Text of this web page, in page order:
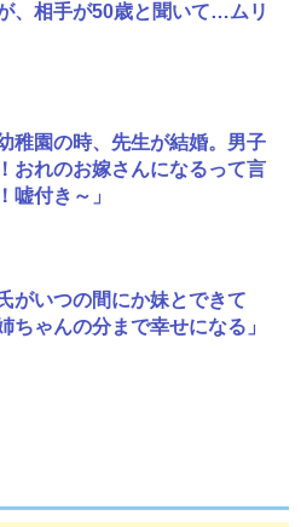
、相手が50歳と聞いて…ムリ
稚園の時、先生が結婚。男子
おれのお嫁さんになるって言
嘘付き～」
がいつの間にか妹とできて
ちゃんの分まで幸せになる」